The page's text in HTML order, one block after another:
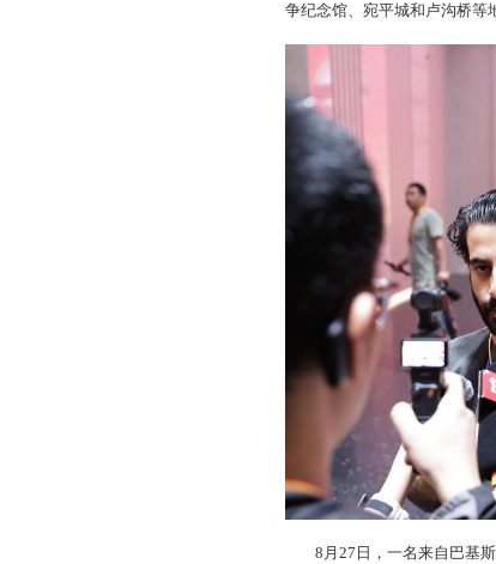
争纪念馆、宛平城和卢沟桥等
8月27日，一名来自巴基